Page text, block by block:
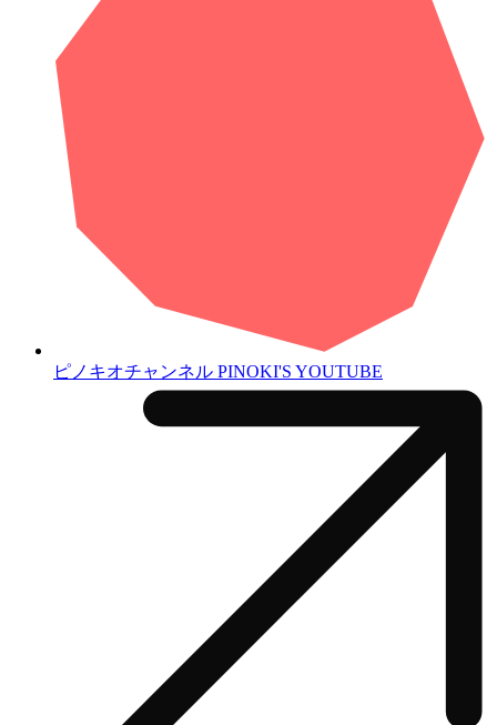
ピノキオチャンネル PINOKI'S YOUTUBE